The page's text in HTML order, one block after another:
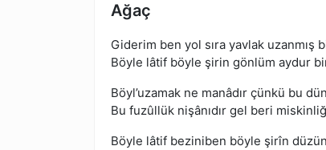
Ağaç
Giderim ben yol sıra yavlak uzanmış
Böyle lâtif böyle şirin gönlüm aydur
Böyl’uzamak ne manâdır çünkü bu
Bu fuzûllük nişânıdır gel beri
Böyle lâtif beziniben böyle şirîn